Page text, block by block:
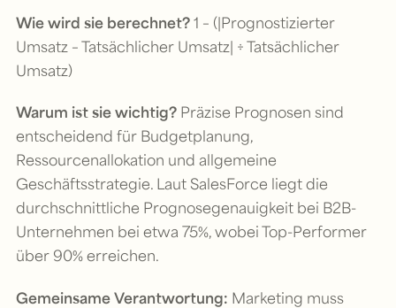
Wie wird sie berechnet?1 – (|Prognostizierter
Umsatz – Tatsächlicher Umsatz| ÷ Tatsächlicher
Umsatz)
Warum ist sie wichtig? Präzise Prognosen sind
entscheidend für Budgetplanung,
Ressourcenallokation und allgemeine
Geschäftsstrategie. Laut SalesForce liegt die
durchschnittliche Prognosegenauigkeit bei B2B-
Unternehmen bei etwa 75%, wobei Top-Performer
über 90% erreichen.
Gemeinsame Verantwortung: Marketing muss